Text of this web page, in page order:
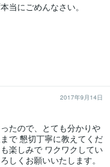
当にごめんなさい。
2017年9月14日
たので、とても分かりや
で 懇切丁寧に教えてくだ
楽しみで ワクワクしてい
しくお願いいたします。